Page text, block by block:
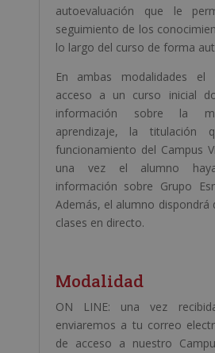
autoevaluación que le
seguimiento de los
lo largo del curso de forma
En ambas modalidades el
acceso a un curso inicial
información sobre la
aprendizaje, la titulación
funcionamiento del Campus
una vez el alumno
información sobre Grupo
Además, el alumno dispondrá
clases en directo.
Modalidad
ON LINE: una vez
enviaremos a tu correo
de acceso a nuestro